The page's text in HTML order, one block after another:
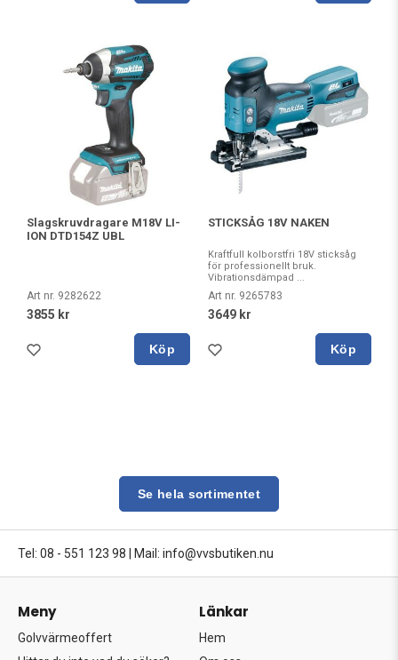
Slagskruvdragare M18V LI-
ION DTD154Z UBL
Art nr. 9282622
3855 kr
Köp
STICKSÅG 18V NAKEN
Kraftfull kolborstfri 18V sticksåg
för professionellt bruk.
Vibrationsdämpad ...
Art nr. 9265783
3649 kr
Köp
Se hela sortimentet
Tel: 08 - 551 123 98 Mail: info@vvsbutiken.nu
Meny
Golvvärmeoffert
Länkar
Hem